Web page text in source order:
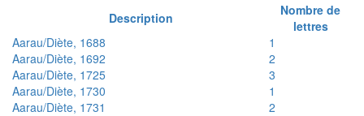
Description
Nombre de
lettres
Aarau/Diète, 1688
1
Aarau/Diète, 1692
2
Aarau/Diète, 1725
3
Aarau/Diète, 1730
1
Aarau/Diète, 1731
2